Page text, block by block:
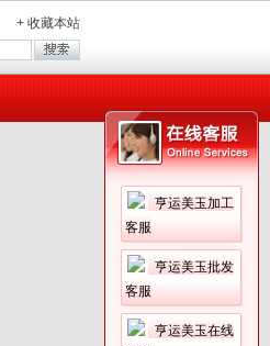
亨运美玉加工
客服
亨运美玉批发
客服
亨运美玉在线
+ 收藏本站